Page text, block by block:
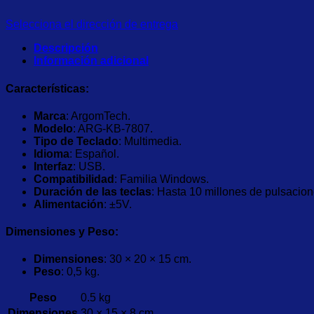
7807
cantidad
Selecciona el dirección de entrega
Descripción
Información adicional
Características:
Marca: ArgomTech.
Modelo: ARG-KB-7807.
Tipo de Teclado: Multimedia.
Idioma: Español.
Interfaz: USB.
Compatibilidad : Familia Windows.
Duración de las teclas: Hasta 10 millones de
Alimentación: ±5V.
Dimensiones y Peso:
Dimensiones: 30 × 20 × 15 cm.
Peso: 0,5 kg.
Peso
0.5 kg